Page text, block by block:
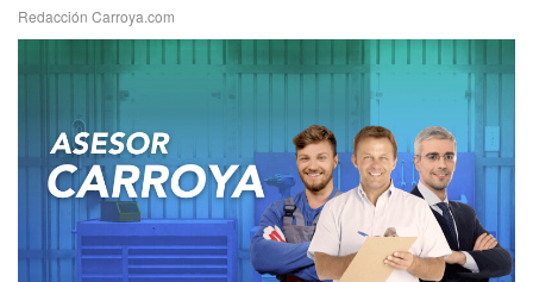
Redacción Carroya.com